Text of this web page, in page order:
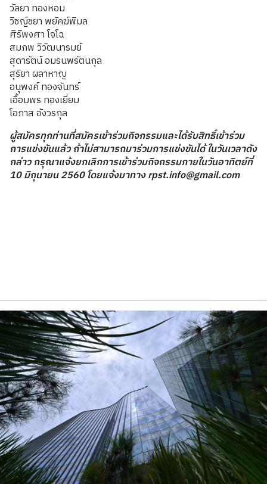
วัลยา ทองหอม
วิชญ์ชยา พยัคฆ์พิมล
ศิริพงศา โจโฉ
สมภพ วิวัฒนารมย์
สุดารัตน์ อมรนพรัตนกุล
สุริยา ผลาหาญ
อนุพงค์ ทองจันทร์
เอื้อมพร ทองเยี่ยม
โอภาส อังวรกุล
ผู้สมัครทุกท่านที่สมัครเข้าร่วมกิจกรรมและได้รับสิทธิ์เข้าร่วม
การแข่งขันแล้ว ถ้าไม่สามารถมาร่วมการแข่งขันได้ ในวันเวลาดัง
กล่าว กรุณาแจ้งยกเลิกการเข้าร่วมกิจกรรมภายในวันอาทิตย์ที่
10 มิถุนายน 2560 โดยแจ้งมาทาง rpst.info@gmail.com